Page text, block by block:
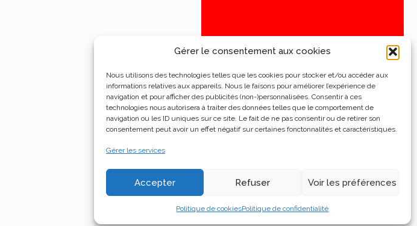
Gérer le consentement aux cookies
Nous utilisons des technologies telles que les cookies pour stocker et/ou accéder aux
informations relatives aux appareils. Nous le faisons pour améliorer l’expérience de
navigation et pour afficher des publicités (non-)personnalisées. Consentir à ces
technologies nous autorisera à traiter des données telles que le comportement de
navigation ou les ID uniques sur ce site. Le fait de ne pas consentir ou de retirer son
consentement peut avoir un effet négatif sur certaines fonctonnalités et caractéristiques.
Gérer les services
Accepter Refuser Voir les préférences
Politique de cookiesPolitique de confidentialité